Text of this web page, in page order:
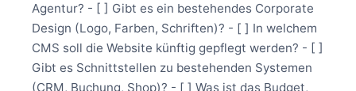
Agentur? - [ ] Gibt es ein bestehendes Corporate
Design (Logo, Farben, Schriften)? - [ ] In welchem
CMS soll die Website künftig gepflegt werden? - [ ]
Gibt es Schnittstellen zu bestehenden Systemen
(CRM, Buchung, Shop)? - [ ] Was ist das Budget,